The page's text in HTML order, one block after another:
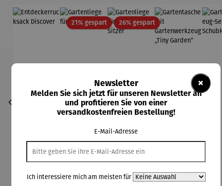
21% gespartRabatt26% gespartRabatt
×
Newsletter
Melden Sie sich jetzt für unseren Newsletter an
und profitieren Sie von einer
versandkostenfreien Bestellung!
E-Mail-Adresse
Ich interessiere mich am meisten für